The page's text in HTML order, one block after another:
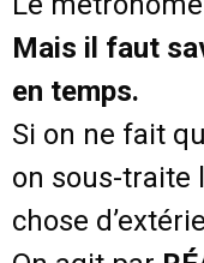
Mais il faut
en temps.
Si on ne fait
on sous-traite
chose